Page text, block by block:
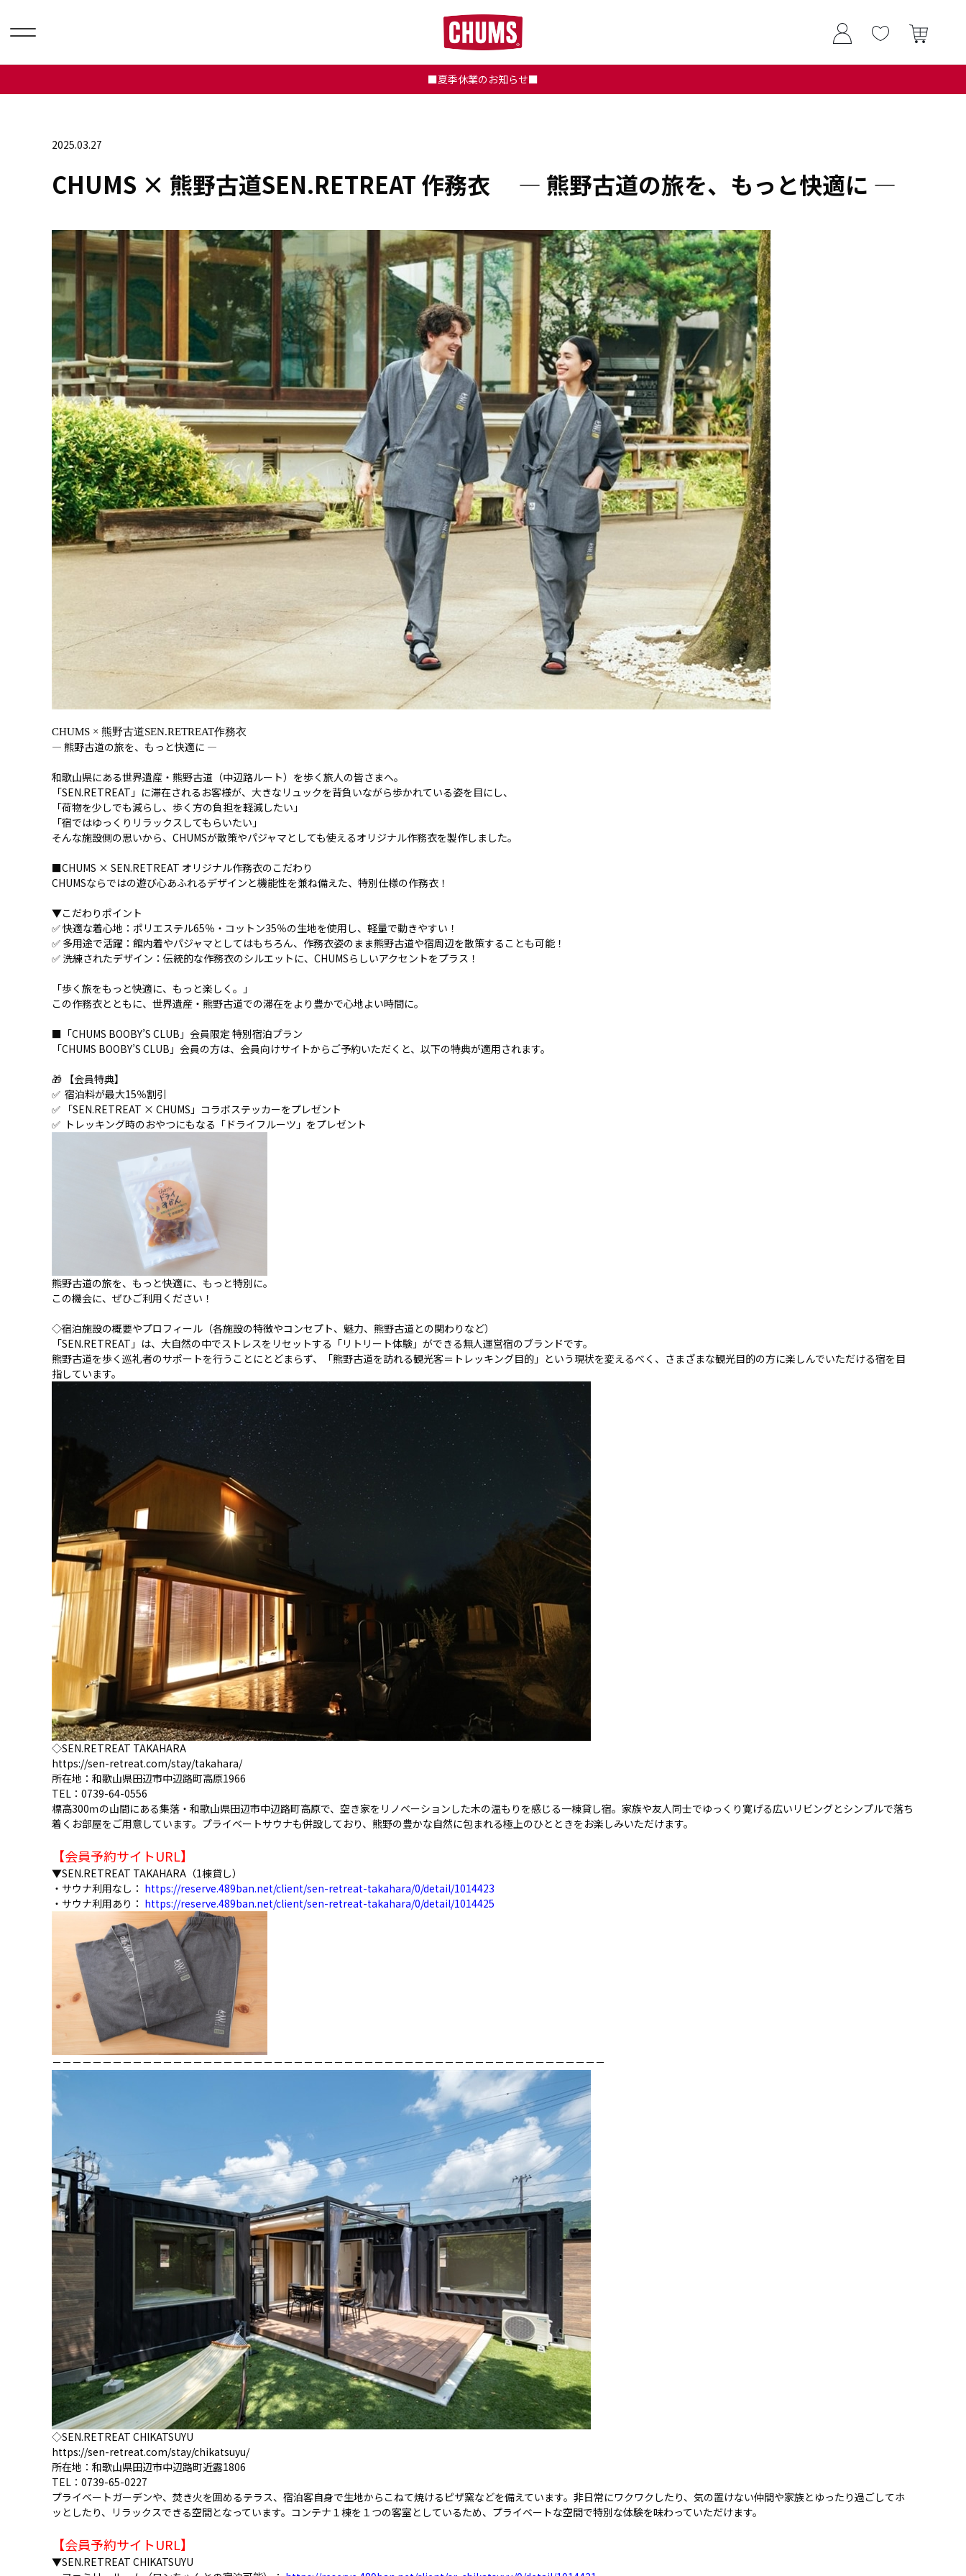
■夏季休業のお知らせ■
2025.03.27
CHUMS × 熊野古道SEN.RETREAT 作務衣 ― 熊野古道の旅を、もっと快適に ―
CHUMS × 熊野古道SEN.RETREAT作務衣
― 熊野古道の旅を、もっと快適に ―
和歌山県にある世界遺産・熊野古道（中辺路ルート）を歩く旅人の皆さまへ。
「SEN.RETREAT」に滞在されるお客様が、大きなリュックを背負いながら歩かれている姿を目にし、
「荷物を少しでも減らし、歩く方の負担を軽減したい」
「宿ではゆっくりリラックスしてもらいたい」
そんな施設側の思いから、CHUMSが散策やパジャマとしても使えるオリジナル作務衣を製作しました。
■CHUMS × SEN.RETREAT オリジナル作務衣のこだわり
CHUMSならではの遊び心あふれるデザインと機能性を兼ね備えた、特別仕様の作務衣！
▼こだわりポイント
✅ 快適な着心地：ポリエステル65％・コットン35％の生地を使用し、軽量で動きやすい！
✅ 多用途で活躍：館内着やパジャマとしてはもちろん、作務衣姿のまま熊野古道や宿周辺を散策することも可能！
✅ 洗練されたデザイン：伝統的な作務衣のシルエットに、CHUMSらしいアクセントをプラス！
「歩く旅をもっと快適に、もっと楽しく。」
この作務衣とともに、世界遺産・熊野古道での滞在をより豊かで心地よい時間に。
■「CHUMS BOOBY’S CLUB」会員限定 特別宿泊プラン
「CHUMS BOOBY’S CLUB」会員の方は、会員向けサイトからご予約いただくと、以下の特典が適用されます。
🎁 【会員特典】
✅ 宿泊料が最大15％割引
✅ 「SEN.RETREAT × CHUMS」コラボステッカーをプレゼント
✅ トレッキング時のおやつにもなる「ドライフルーツ」をプレゼント
熊野古道の旅を、もっと快適に、もっと特別に。
この機会に、ぜひご利用ください！
◇宿泊施設の概要やプロフィール（各施設の特徴やコンセプト、魅力、熊野古道との関わりなど）
「SEN.RETREAT」は、大自然の中でストレスをリセットする「リトリート体験」ができる無人運営宿のブランドです。
熊野古道を歩く巡礼者のサポートを行うことにとどまらず、「熊野古道を訪れる観光客＝トレッキング目的」という現状を変えるべく、さまざまな観光目的の方に楽しんでいただける宿を目
指しています。
◇SEN.RETREAT TAKAHARA
https://sen-retreat.com/stay/takahara/
所在地：和歌山県田辺市中辺路町高原1966
TEL：0739-64-0556
標高300ｍの山間にある集落・和歌山県田辺市中辺路町高原で、空き家をリノベーションした木の温もりを感じる一棟貸し宿。家族や友人同士でゆっくり寛げる広いリビングとシンプルで落ち
着くお部屋をご用意しています。プライベートサウナも併設しており、熊野の豊かな自然に包まれる極上のひとときをお楽しみいただけます。
【会員予約サイトURL】
▼SEN.RETREAT TAKAHARA（1棟貸し）
・サウナ利用なし： https://reserve.489ban.net/client/sen-retreat-takahara/0/detail/1014423
・サウナ利用あり： https://reserve.489ban.net/client/sen-retreat-takahara/0/detail/1014425
－－－－－－－－－－－－－－－－－－－－－－－－－－－－－－－－－－－－－－－－－－－－－－－－－－－－－－－
◇SEN.RETREAT CHIKATSUYU
https://sen-retreat.com/stay/chikatsuyu/
所在地：和歌山県田辺市中辺路町近露1806
TEL：0739-65-0227
プライベートガーデンや、焚き火を囲めるテラス、宿泊客自身で生地からこねて焼けるピザ窯などを備えています。非日常にワクワクしたり、気の置けない仲間や家族とゆったり過ごしてホ
ッとしたり、リラックスできる空間となっています。コンテナ１棟を１つの客室としているため、プライベートな空間で特別な体験を味わっていただけます。
【会員予約サイトURL】
▼SEN.RETREAT CHIKATSUYU